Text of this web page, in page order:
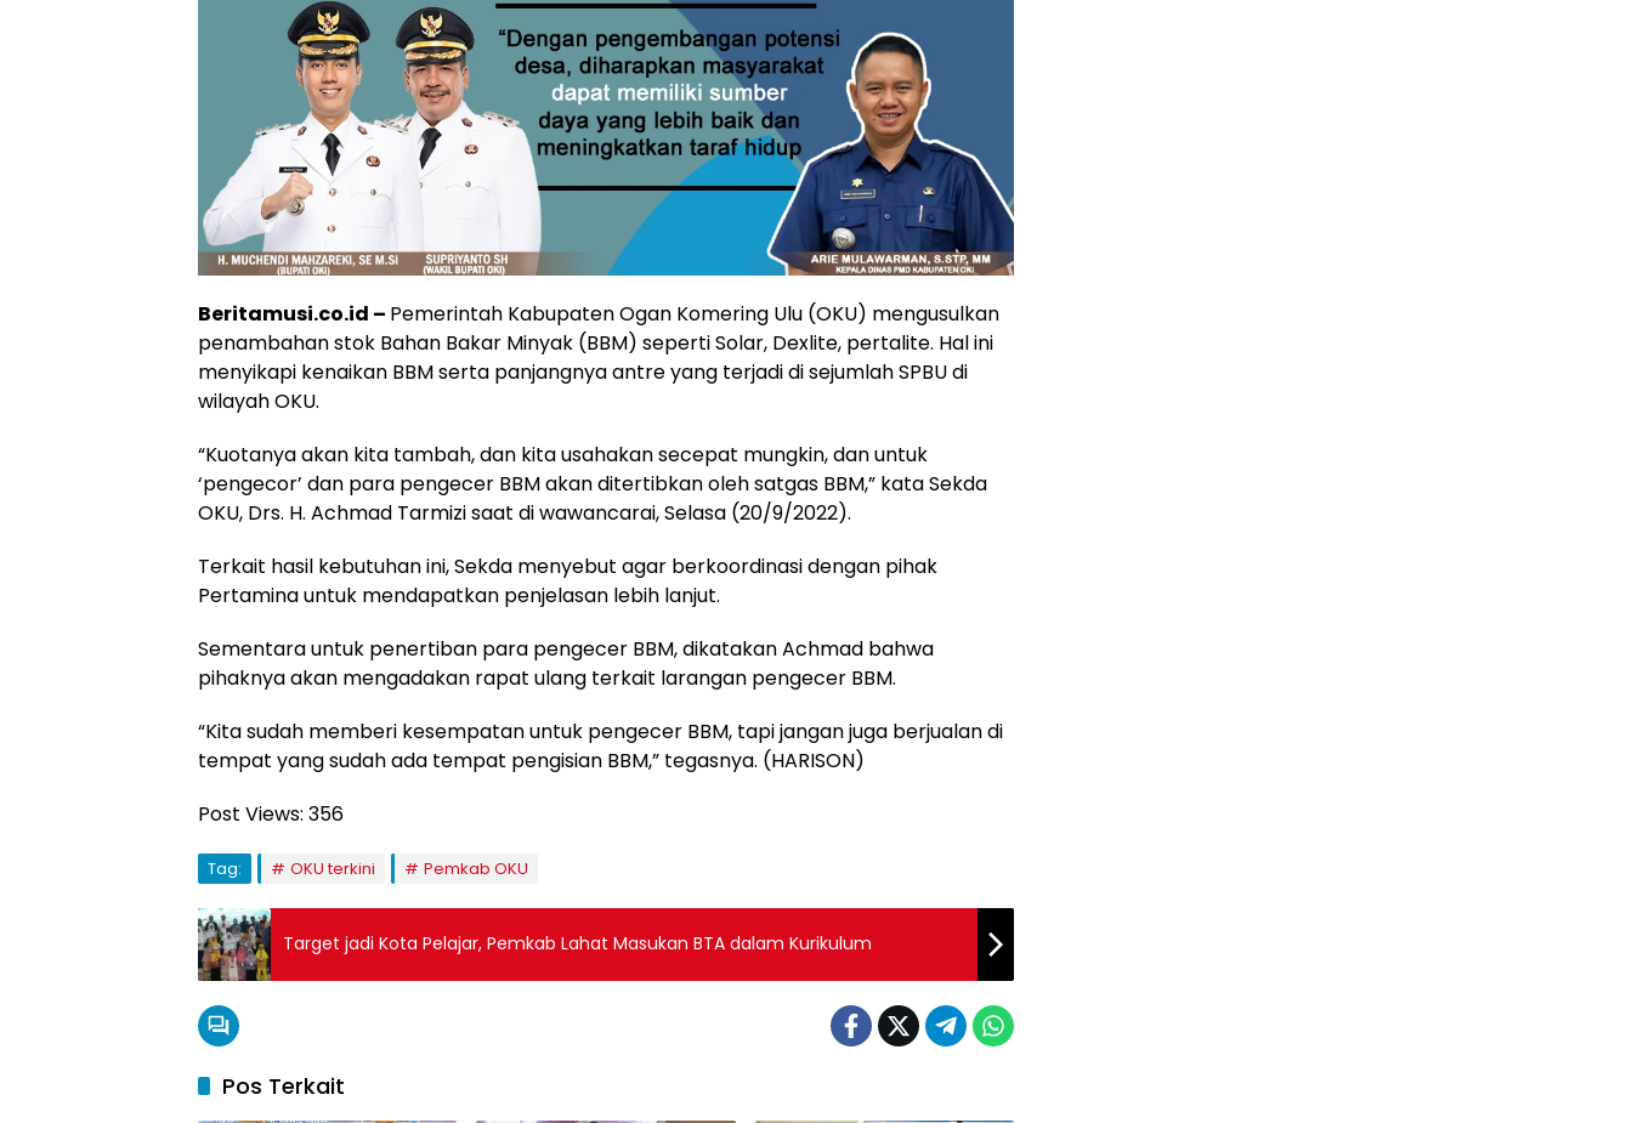
Beritamusi.co.id – Pemerintah Kabupaten Ogan Komering Ulu (OKU) mengusulkan
penambahan stok Bahan Bakar Minyak (BBM) seperti Solar, Dexlite, pertalite. Hal ini
menyikapi kenaikan BBM serta panjangnya antre yang terjadi di sejumlah SPBU di
wilayah OKU.
“Kuotanya akan kita tambah, dan kita usahakan secepat mungkin, dan untuk
‘pengecor’ dan para pengecer BBM akan ditertibkan oleh satgas BBM,” kata Sekda
OKU, Drs. H. Achmad Tarmizi saat di wawancarai, Selasa (20/9/2022).
Terkait hasil kebutuhan ini, Sekda menyebut agar berkoordinasi dengan pihak
Pertamina untuk mendapatkan penjelasan lebih lanjut.
Sementara untuk penertiban para pengecer BBM, dikatakan Achmad bahwa
pihaknya akan mengadakan rapat ulang terkait larangan pengecer BBM.
“Kita sudah memberi kesempatan untuk pengecer BBM, tapi jangan juga berjualan di
tempat yang sudah ada tempat pengisian BBM,” tegasnya. (HARISON)
Post Views: 356
Tag: OKU terkini Pemkab OKU
Target jadi Kota Pelajar, Pemkab Lahat Masukan BTA dalam Kurikulum
Pos Terkait